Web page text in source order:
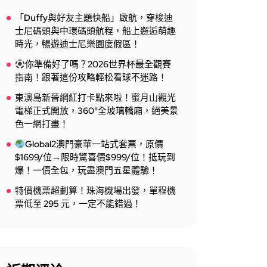
「Duffy與好友主題快船」啟航，穿梭迪
士尼碼頭與中環碼頭航程，船上邂逅萌趣
時光，暢遊迪士尼樂園度假區！
你準備好了嗎？2026世界杯最全觀賽
指南！跟著這份攻略輕松看球不迷路！
東澳島新晉網紅打卡點來啦！蜜月山觀光
電梯正式開放，360°全玻璃轎廂，絕美景
色一網打盡！
Global2澳門豪華一站式套票，原價
$1699/位→限時驚喜價$999/位！抵玩到
爆！一價全包，玩盡澳門五星體驗！
特價機票超劃算！珠海機場出發，單程機
票低至 295 元，一定不能錯過！